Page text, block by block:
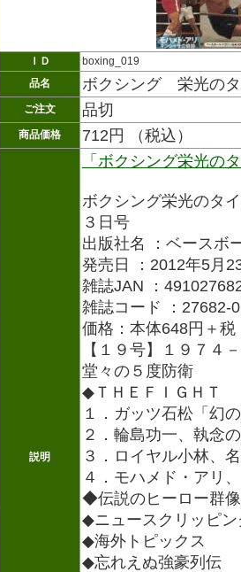
ＩＤ
boxing_019
品名
ボクシング 栄光の
ご注文 品切
商品価格 712円 （税込）
説明
「ボクシング栄光の
ボクシング栄光のタ
３日号
出版社名 ：ベースボ
発売日 ：2012年5月
雑誌JAN ：
雑誌コード ：27682-
価格：本体648円＋税
【１９号】１９７４
堂々の５度防衛
◆ＴＨＥＦＩＧＨＴ
１．ガッツ石松「幻
２．輪島功一、執念
３．ロイヤル小林、
４．モハメド・アリ
◆伝説のヒーロー群
◆ニュースクリッピン
◆海外トピックス
◆忘れえぬ強豪列伝